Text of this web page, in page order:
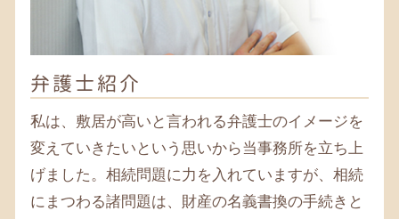
相続税 町田 弁護士
相続 藤沢市 弁護士
相続税 相模原 税理士
遺言書 藤沢市 税理士
相続 平塚 弁護士
相続税 藤沢市 税理士
弁護士紹介
私は、敷居が高いと言われる弁護士のイメージを
変えていきたいという思いから当事務所を立ち上
げました。相続問題に力を入れていますが、相続
にまつわる諸問題は、財産の名義書換の手続きと